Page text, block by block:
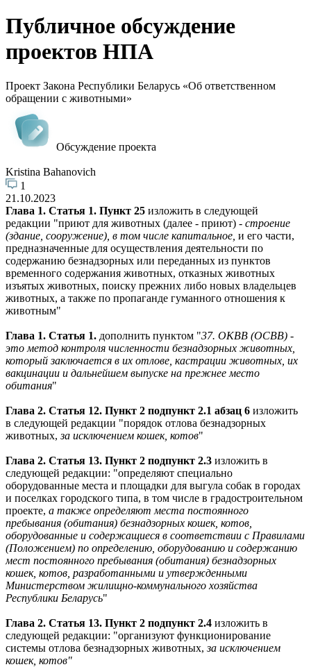
Публичное обсуждение
проектов НПА
Проект Закона Республики Беларусь «Об ответственном
обращении с животными»
Обсуждение проекта
Kristina Bahanovich
1
21.10.2023
Глава 1. Статья 1. Пункт 25 изложить в следующей
редакции "приют для животных (далее - приют) - строение
(здание, сооружение), в том числе капитальное, и его части,
предназначенные для осуществления деятельности по
содержанию безнадзорных или переданных из пунктов
временного содержания животных, отказных животных
изъятых животных, поиску прежних либо новых владельцев
животных, а также по пропаганде гуманного отношения к
животным"
Глава 1. Статья 1. дополнить пунктом "37. ОКВВ (ОСВВ) -
это метод контроля численности безнадзорных животных,
который заключается в их отлове, кастрации животных, их
вакцинации и дальнейшем выпуске на прежнее место
обитания"
Глава 2. Статья 12. Пункт 2 подпункт 2.1 абзац 6 изложить
в следующей редакции "порядок отлова безнадзорных
животных,за исключением кошек, котов"
Глава 2. Статья 13. Пункт 2 подпункт 2.3 изложить в
следующей редакции: "определяют специально
оборудованные места и площадки для выгула собак в городах
и поселках городского типа, в том числе в градостроительном
проекте, а также определяют места постоянного
пребывания (обитания) безнадзорных кошек, котов,
оборудованные и содержащиеся в соответствии с Правилами
(Положением) по определению, оборудованию и содержанию
мест постоянного пребывания (обитания) безнадзорных
кошек, котов, разработанными и утвержденными
Министерством жилищно-коммунального хозяйства
Республики Беларусь"
Глава 2. Статья 13. Пункт 2 подпункт 2.4 изложить в
следующей редакции: "организуют функционирование
системы отлова безнадзорных животных, за исключением
кошек, котов"